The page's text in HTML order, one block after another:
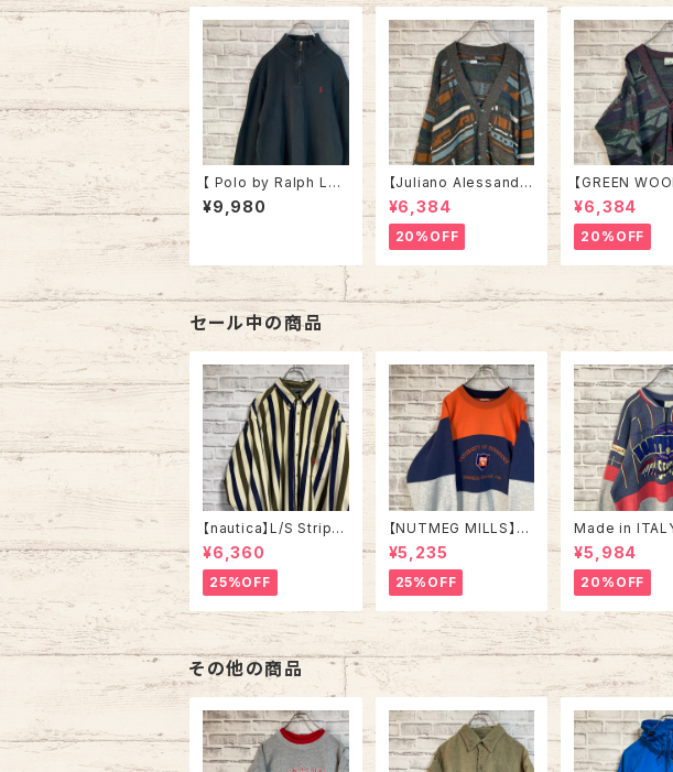
【 Polo by Ralph Lau
ren】 Halfzip Knit L
相当 ポロ バイ ラルフロ
胸ロゴ 刺繍ロゴ ポニー
ロゴ アメリカ USA 古
着
¥9,980
【Juliano Alessandr
o】Cardigan L Made
in ITALY “EURO LIN
E” カーディガン 総柄 ウ
ール混合 イタリア製 ユ
ーロライン ヨーロッパ
古着
¥6,384
20%OFF
【GREEN
rdigan L相当
n BRITAIN “EURO LI
NE” カーディガン 総柄
ウール混合 イギ
ユーロライン
¥6,384
20%OFF
セール中の商品
【nautica】L/S Stripe
Corduroy Shirt L 90
s ノーティカ ストライプ
コーデュロイ シャツ ボ
タンダウン 長袖 ワンポ
イントロゴ 刺繍ロゴ 旧
タグ USA アメリカ 古着
¥6,360
25%OFF
【NUTMEG MILLS】S
weat XL Made in US
A 90s “UNIVERSITY
OF TENNESSEE” vin
tage ナツメグミルズ カ
レッジモノ カレッジロゴ
テネシー大学 スウェット
トレーナー ヴィンテー
ジ アメリカ USA 古着
¥5,235
25%OFF
Made in
uila Boom】L/
at/Trainer XL
ーフジップスウェ
レーナー マルチ
レーシング イタ
Euro ユーロ
¥5,984
20%OFF
その他の商品